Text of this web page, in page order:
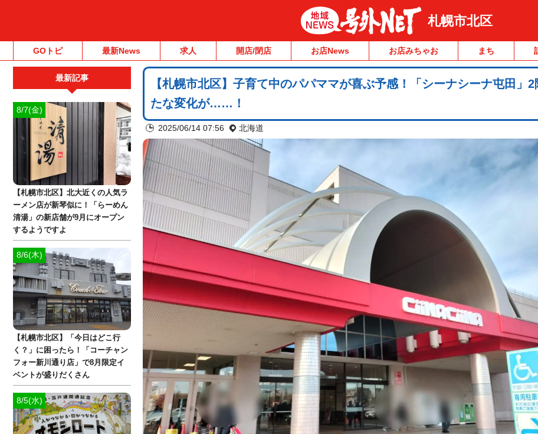
札幌市北区
GOトピ 最新News 求人 開店/閉店 お店News お店みちゃお まち
【札幌市北区】子育て中のパパママが喜ぶ予感！「シーナシーナ屯田」2
たな変化が……！
2025/06/14 07:56 北海道
最新記事
8/7(金)
【札幌市北区】北大近くの人気ラ
ーメン店が新琴似に！「らーめん
清湯」の新店舗が9月にオープン
するようですよ
8/6(木)
【札幌市北区】「今日はどこ行
く？」に困ったら！「コーチャン
フォー新川通り店」で8月限定イ
ベントが盛りだくさん
8/5(水)